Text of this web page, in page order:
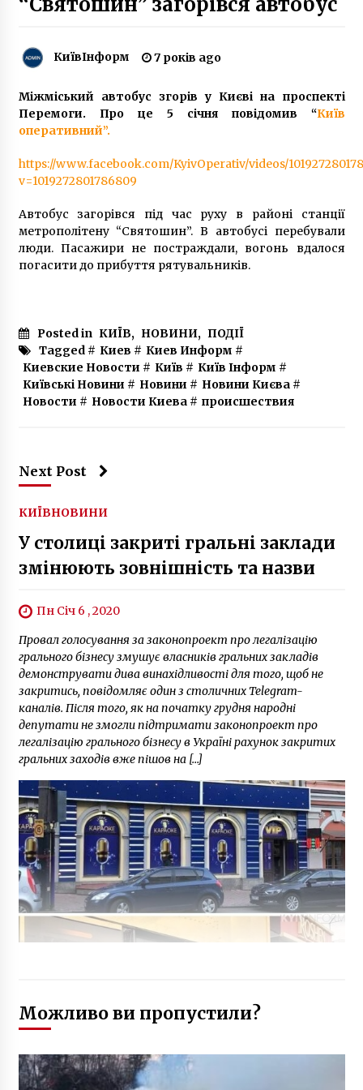
7 років ago
командування Збройних сил та Генштаб
НСК «Олімпійський» отримав запити на
метро “Лісова”
5 років ago
Петиція про скасування військового обліку
У Києві від коронавіруса помер пацієнт
Олександрівської лікарні
6 років ago
КиївІнформ 7 років ago
Міжміський автобус згорів у Києві на проспекті
Перемоги. Про це 5 січня повідомив “Київ
оперативний”.
https://www.facebook.com/KyivOperativ/videos/
v=1019272801786809
Автобус загорівся під час руху в районі станції
метрополітену “Святошин”. В автобусі перебували
люди. Пасажири не постраждали, вогонь вдалося
погасити до прибуття рятувальників.
Posted in КИЇВ, НОВИНИ, ПОДІЇ
Tagged # Киев # Киев Информ #
Киевские Новости # Київ # Київ Інформ #
Київські Новини # Новини # Новини Києва#
Новости # Новости Киева# происшествия
Next Post
КИЇВНОВИНИ
У столиці закриті гральні заклади
змінюють зовнішність та назви
Пн Січ 6 , 2020
Провал голосування за законопроект про легалізацію
грального бізнесу змушує власників гральних закладів
демонструвати дива винахідливості для того, щоб не
закритись, повідомляє один з столичних Telegram-
каналів. Після того, як на початку грудня народні
депутати не змогли підтримати законопроект про
легалізацію грального бізнесу в Україні рахунок закритих
гральних заходів вже пішов на […]
Можливо ви пропустили?